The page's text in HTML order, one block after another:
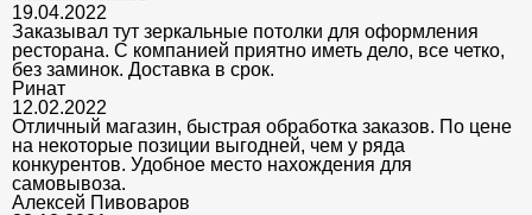
19.04.2022
Заказывал тут зеркальные потолки для оформления
ресторана. С компанией приятно иметь дело, все четко,
без заминок. Доставка в срок.
Ринат
12.02.2022
Отличный магазин, быстрая обработка заказов. По цене
на некоторые позиции выгодней, чем у ряда
конкурентов. Удобное место нахождения для
самовывоза.
Алексей Пивоваров